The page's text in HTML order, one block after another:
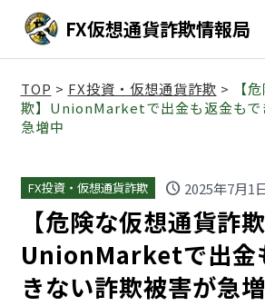
FX仮想通貨詐欺情報局
TOP > FX投資・仮想通貨詐欺 >
【
欺】UnionMarketで出金も返金もで
急増中
FX投資・仮想通貨詐欺 schedule 2025年7月1
【危険な仮想通貨詐欺
UnionMarketで出金
きない詐欺被害が急